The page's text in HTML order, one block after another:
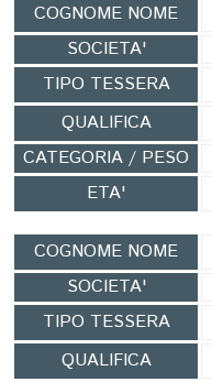
COGNOME NOME
SOCIETA'
TIPO TESSERA
QUALIFICA
CATEGORIA / PESO
ETA'
COGNOME NOME
SOCIETA'
TIPO TESSERA
QUALIFICA